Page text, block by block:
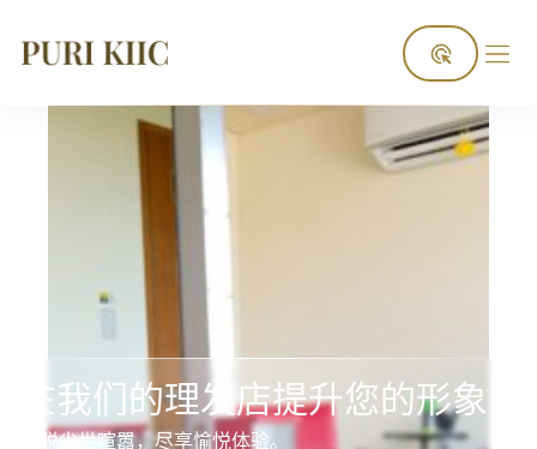
Home Facilities
在我们的理发店提升您的形象
摆脱尘世喧嚣，尽享愉悦体验。